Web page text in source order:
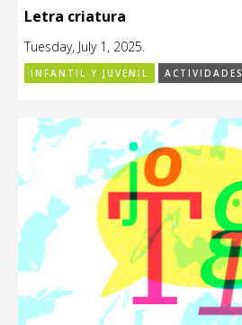
Letra criatura
Tuesday, July 1, 2025.
INFANTIL Y JUVENIL ACTIVIDADES